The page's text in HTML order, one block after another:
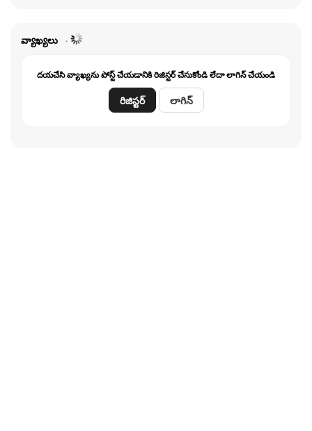
వ్యాఖ్యలు
దయచేసి వ్యాఖ్యను పోస్ట్ చేయడానికి రిజిస్టర్ చేసుకోండి లేదా లాగిన్ చేయండి
రిజిస్టర్ లాగిన్